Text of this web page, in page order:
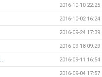
2016-10-10 22:25
2016-10-02 16:24
2016-09-24 17:39
2016-09-18 09:29
2016-09-11 16:54
2016-09-04 17:57